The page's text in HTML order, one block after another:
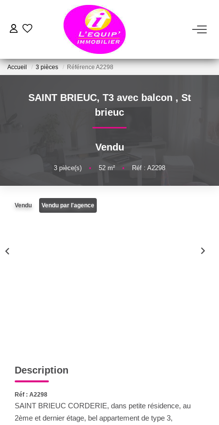
ACHETER
ESTIMER
FAIRE GÉRER
NOTRE AGENCE
Accueil 3 pièces Référence A2298
SAINT BRIEUC, T3 avec balcon , St
brieuc
Vendu
3 pièce(s) • 52 m² • Réf : A2298
Vendu Vendu par l'agence
Description
Réf : A2298
SAINT BRIEUC CORDERIE, dans petite résidence, au
2ème et dernier étage, bel appartement de type 3,